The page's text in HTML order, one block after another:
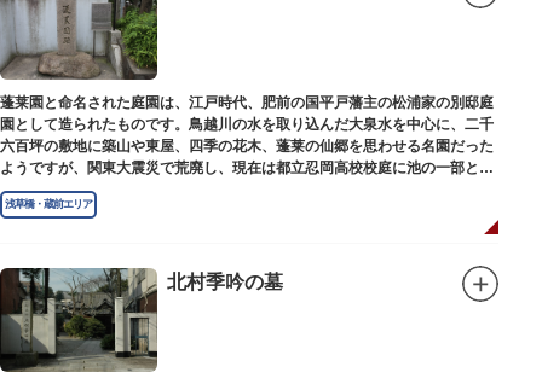
蓬莱園と命名された庭園は、江戸時代、肥前の国平戸藩主の松浦家の別邸庭
園として造られたものです。鳥越川の水を取り込んだ大泉水を中心に、二千
六百坪の敷地に築山や東屋、四季の花木、蓬莱の仙郷を思わせる名園だった
ようですが、関東大震災で荒廃し、現在は都立忍岡高校校庭に池の一部と都
指定の天然記念物の大イチョウを残すのみです。
浅草橋・蔵前エリア
北村季吟の墓